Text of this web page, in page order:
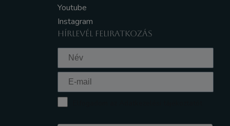
Youtube
Instagram
HÍRLEVÉL FELIRATKOZÁS